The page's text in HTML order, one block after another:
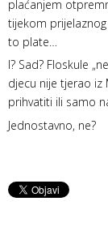
plaćanjem
tijekom
to plate…
I? Sad? Floskule
djecu nije tjerao iz
prihvatiti ili samo
Jednostavno, ne?